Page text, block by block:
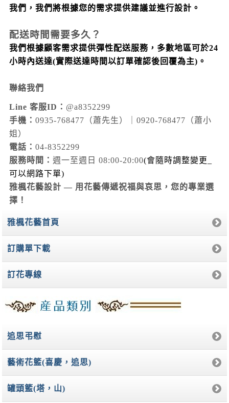
我們，我們將根據您的需求提供建議並進行設計。
配送時間需要多久？
我們根據顧客需求提供彈性配送服務，多數地區可於24
小時內送達(實際送達時間以訂單確認後回覆為主) 。
聯絡我們
Line 客服ID： @a8352299
手機： 0935-768477（蕭先生）｜0920-768477（蕭小
姐）
電話： 04-8352299
服務時間： 週一至週日 08:00-20:00(會隨時調整變更_
可以網路下單)
雅楓花藝設計 — 用花藝傳遞祝福與哀思，您的專業選
擇！
雅楓花藝首頁
訂購單下載
訂花專線
追思弔慰
藝術花籃(喜慶，追思)
罐頭籃(塔，山)